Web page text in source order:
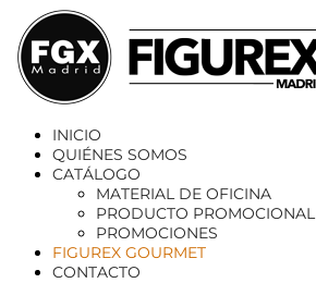
INICIO
QUIÉNES SOMOS
CATÁLOGO
MATERIAL DE OFICINA
PRODUCTO PROMOCIONAL
PROMOCIONES
FIGUREX GOURMET
CONTACTO